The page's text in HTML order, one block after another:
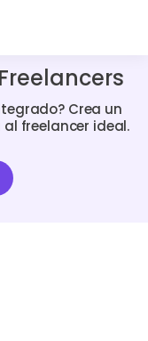
Crea un
freelancer ideal.